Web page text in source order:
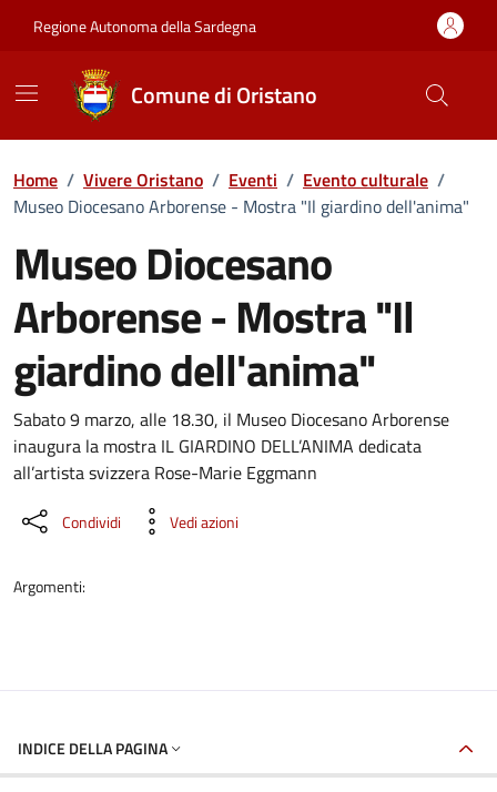
Regione Autonoma della Sardegna
Comune di Oristano
Home / Vivere Oristano / Eventi / Evento culturale /
Museo Diocesano Arborense - Mostra "Il giardino dell'anima"
Museo Diocesano
Arborense - Mostra "Il
giardino dell'anima"
Dettaglio dell'evento
Sabato 9 marzo, alle 18.30, il Museo Diocesano Arborense
inaugura la mostra IL GIARDINO DELL’ANIMA dedicata
all’artista svizzera Rose-Marie Eggmann
Condividi Vedi azioni
Argomenti:
INDICE DELLA PAGINA